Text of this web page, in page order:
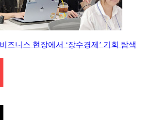
즈니스 현장에서 ‘장수경제’ 기회 탐색